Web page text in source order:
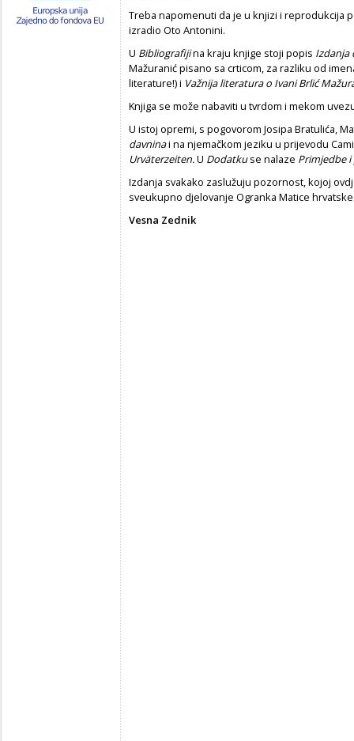
Treba napomenuti da je u knjizi i reprodukcija
izradio Oto Antonini.
U Bibliografijina kraju knjige stoji popis Izdanja
Mažuranić pisano sa crticom, za razliku od
literature!) i Važnija literatura o Ivani Brlić
Knjiga se može nabaviti u tvrdom i mekom
U istoj opremi, s pogovorom Josipa Bratulića,
davninai na njemačkom jeziku u prijevodu
Urväterzeiten.U Dodatkuse nalaze Primjedbe
Izdanja svakako zaslužuju pozornost, kojoj
sveukupno djelovanje Ogranka Matice
Vesna Zednik